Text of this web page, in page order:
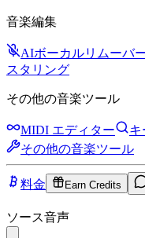
音楽編集
AIボーカルリムーバ
スタリング
その他の音楽ツール
MIDI エディター キ
その他の音楽ツール
料金 Earn Credits
ソース音声